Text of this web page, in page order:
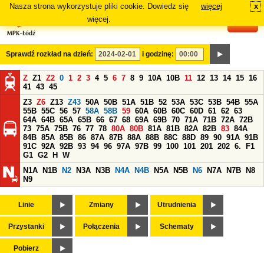
Nasza strona wykorzystuje pliki cookie. Dowiedz się
więcej.
więcej x
Sprawdź rozkład na dzień: i godzinę:
Z Z1 Z2 0 1 2 3 4 5 6 7 8 9 10A 10B 11 12 13 14 15 16
41 43 45
Z3 Z6 Z13 Z43 50A 50B 51A 51B 52 53A 53C 53B 54B 55A
55B 55C 56 57 58A 58B 59 60A 60B 60C 60D 61 62 63
64A 64B 65A 65B 66 67 68 69A 69B 70 71A 71B 72A 72B
73 75A 75B 76 77 78 80A 80B 81A 81B 82A 82B 83 84A
84B 85A 85B 86 87A 87B 88A 88B 88C 88D 89 90 91A 91B
91C 92A 92B 93 94 96 97A 97B 99 100 101 201 202 6.
F1
G1 G2 H
W
N1A
N1B N2 N3A N3B N4A N4B N5A N5B N6 N7A N7B
N8
N9
Linie Zmiany Utrudnienia
Przystanki Połączenia Schematy
Pobierz